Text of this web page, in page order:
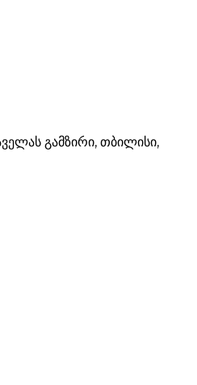
გამზირი, თბილისი,